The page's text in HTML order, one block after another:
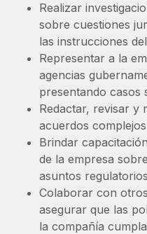
Gestión de
Proporciona
en todo el mundo.
Apertura de entidades
Abre entidades
Movilidad y
Reubica a los
Prestaciones
Gestiona las
complicaciones.
Impuestos
Explora el blog
BLOG
Novedades de
Integraciones con
Management Plus
La misión de Remote
todos los tamaños a
Más información
Realizar
sobre cuestiones
las instrucciones
Representar a la
agencias
presentando casos
Redactar, revisar y
acuerdos
Brindar
de la empresa
asuntos
Colaborar con
asegurar que las
la compañía